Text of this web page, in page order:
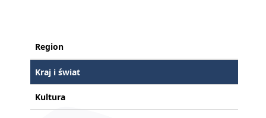
Region
Kraj i świat
Kultura